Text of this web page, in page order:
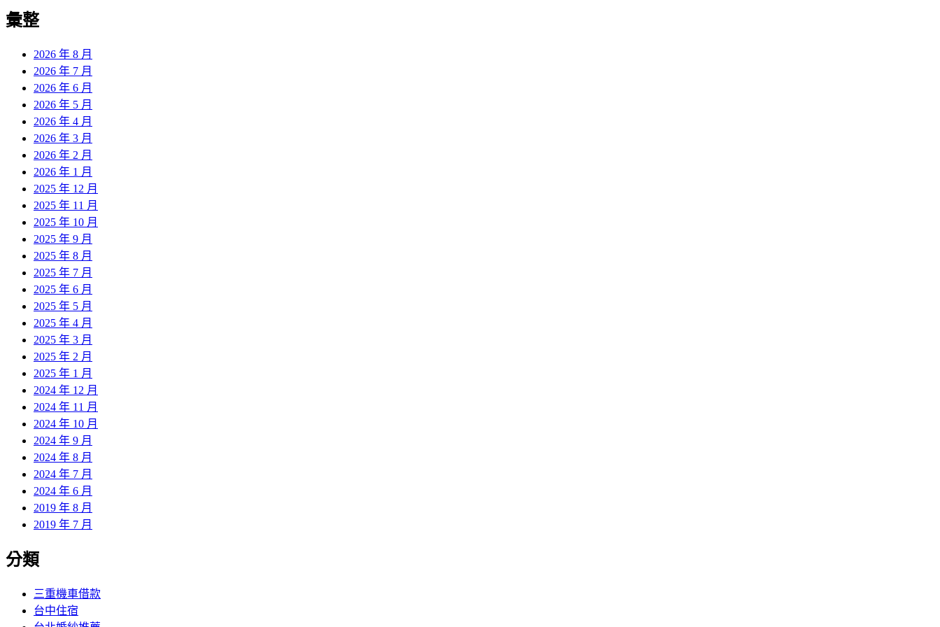
彙整
2026 年 8 月
2026 年 7 月
2026 年 6 月
2026 年 5 月
2026 年 4 月
2026 年 3 月
2026 年 2 月
2026 年 1 月
2025 年 12 月
2025 年 11 月
2025 年 10 月
2025 年 9 月
2025 年 8 月
2025 年 7 月
2025 年 6 月
2025 年 5 月
2025 年 4 月
2025 年 3 月
2025 年 2 月
2025 年 1 月
2024 年 12 月
2024 年 11 月
2024 年 10 月
2024 年 9 月
2024 年 8 月
2024 年 7 月
2024 年 6 月
2019 年 8 月
2019 年 7 月
分類
三重機車借款
台中住宿